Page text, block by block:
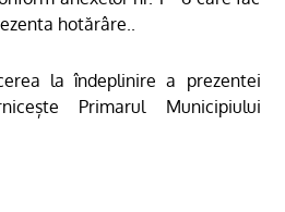
hotărâre..
la îndeplinire a prezentei
Primarul Municipiului